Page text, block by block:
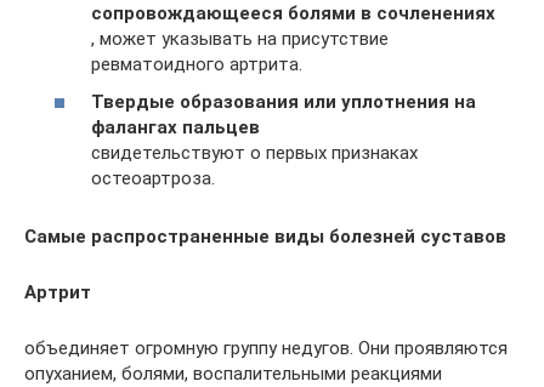
сопровождающееся болями в сочленениях
, может указывать на присутствие
ревматоидного артрита.
Твердые образования или уплотнения на
фалангах пальцев
свидетельствуют о первых признаках
остеоартроза.
Самые распространенные виды болезней суставов
Артрит
объединяет огромную группу недугов. Они проявляются
опуханием, болями, воспалительными реакциями